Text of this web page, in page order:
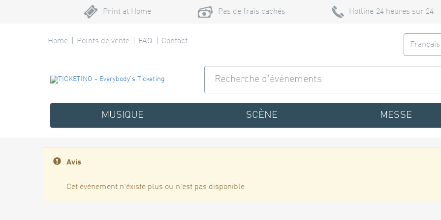
Print at Home Pas de frais cachés Hotline 24 heures sur 24
Home Points de vente FAQ Contact Français
MUSIQUE SCÈNE MESSE
Avis
Cet événement n'éxiste plus ou n'est pas disponible